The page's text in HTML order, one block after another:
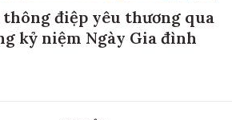
thông điệp yêu thương qua
kỷ niệm Ngày Gia đình